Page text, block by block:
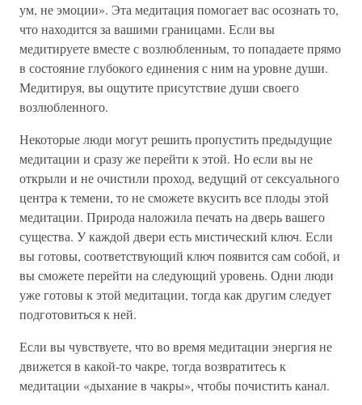
ум, не эмоции». Эта медитация помогает вас осознать то,
что находится за вашими границами. Если вы
медитируете вместе с возлюбленным, то попадаете прямо
в состояние глубокого единения с ним на уровне души.
Медитируя, вы ощутите присутствие души своего
возлюбленного.
Некоторые люди могут решить пропустить предыдущие
медитации и сразу же перейти к этой. Но если вы не
открыли и не очистили проход, ведущий от сексуального
центра к темени, то не сможете вкусить все плоды этой
медитации. Природа наложила печать на дверь вашего
существа. У каждой двери есть мистический ключ. Если
вы готовы, соответствующий ключ появится сам собой, и
вы сможете перейти на следующий уровень. Одни люди
уже готовы к этой медитации, тогда как другим следует
подготовиться к ней.
Если вы чувствуете, что во время медитации энергия не
движется в какой-то чакре, тогда возвратитесь к
медитации «дыхание в чакры», чтобы почистить канал.